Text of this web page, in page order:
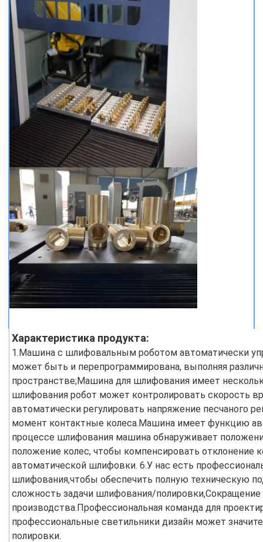
Характеристика продукта:
1.Машина с шлифовальным роботом автоматически
может быть и перепрограммирована, выполняя
пространстве;Машина для шлифования имеет
шлифования робот может контролировать скорость
автоматически регулировать напряжение песчаного
момент контактные колеса.Машина имеет функцию
процессе шлифования машина обнаруживает
положение колес, чтобы компенсировать отклонение
автоматической шлифовки. 6.У нас есть
шлифования,чтобы обеспечить полную техническую
сложность задачи шлифования/
производства.Профессиональная команда для
профессиональные светильники дизайн может
полировки.